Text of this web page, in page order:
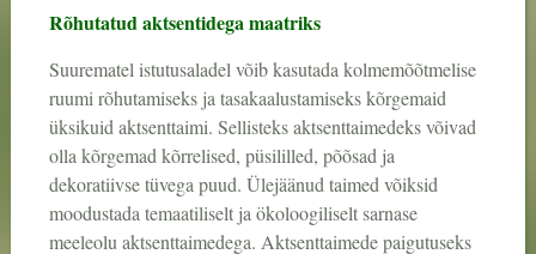
Rõhutatud aktsentidega maatriks
Suurematel istutusaladel võib kasutada kolmemõõtmelise
ruumi rõhutamiseks ja tasakaalustamiseks kõrgemaid
üksikuid aktsenttaimi. Sellisteks aktsenttaimedeks võivad
olla kõrgemad kõrrelised, püsililled, põõsad ja
dekoratiivse tüvega puud. Ülejäänud taimed võiksid
moodustada temaatiliselt ja ökoloogiliselt sarnase
meeleolu aktsenttaimedega. Aktsenttaimede paigutuseks